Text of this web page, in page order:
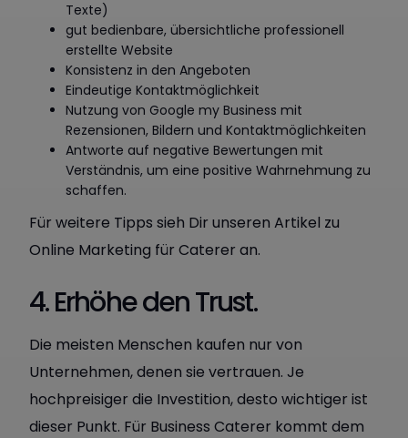
Texte)
gut bedienbare, übersichtliche professionell
erstellte Website
Konsistenz in den Angeboten
Eindeutige Kontaktmöglichkeit
Nutzung von Google my Business mit
Rezensionen, Bildern und Kontaktmöglichkeiten
Antworte auf negative Bewertungen mit
Verständnis, um eine positive Wahrnehmung zu
schaffen.
Für weitere Tipps sieh Dir unseren Artikel zu
Online Marketing für Caterer an.
4. Erhöhe den Trust.
Die meisten Menschen kaufen nur von
Unternehmen, denen sie vertrauen. Je
hochpreisiger die Investition, desto wichtiger ist
dieser Punkt. Für Business Caterer kommt dem